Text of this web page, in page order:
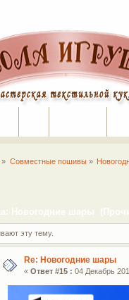
» Совместные пошивы»
Новогодние шары
эту тему.
Re: Новогодние шары
« Ответ #15 : 04 Декабрь